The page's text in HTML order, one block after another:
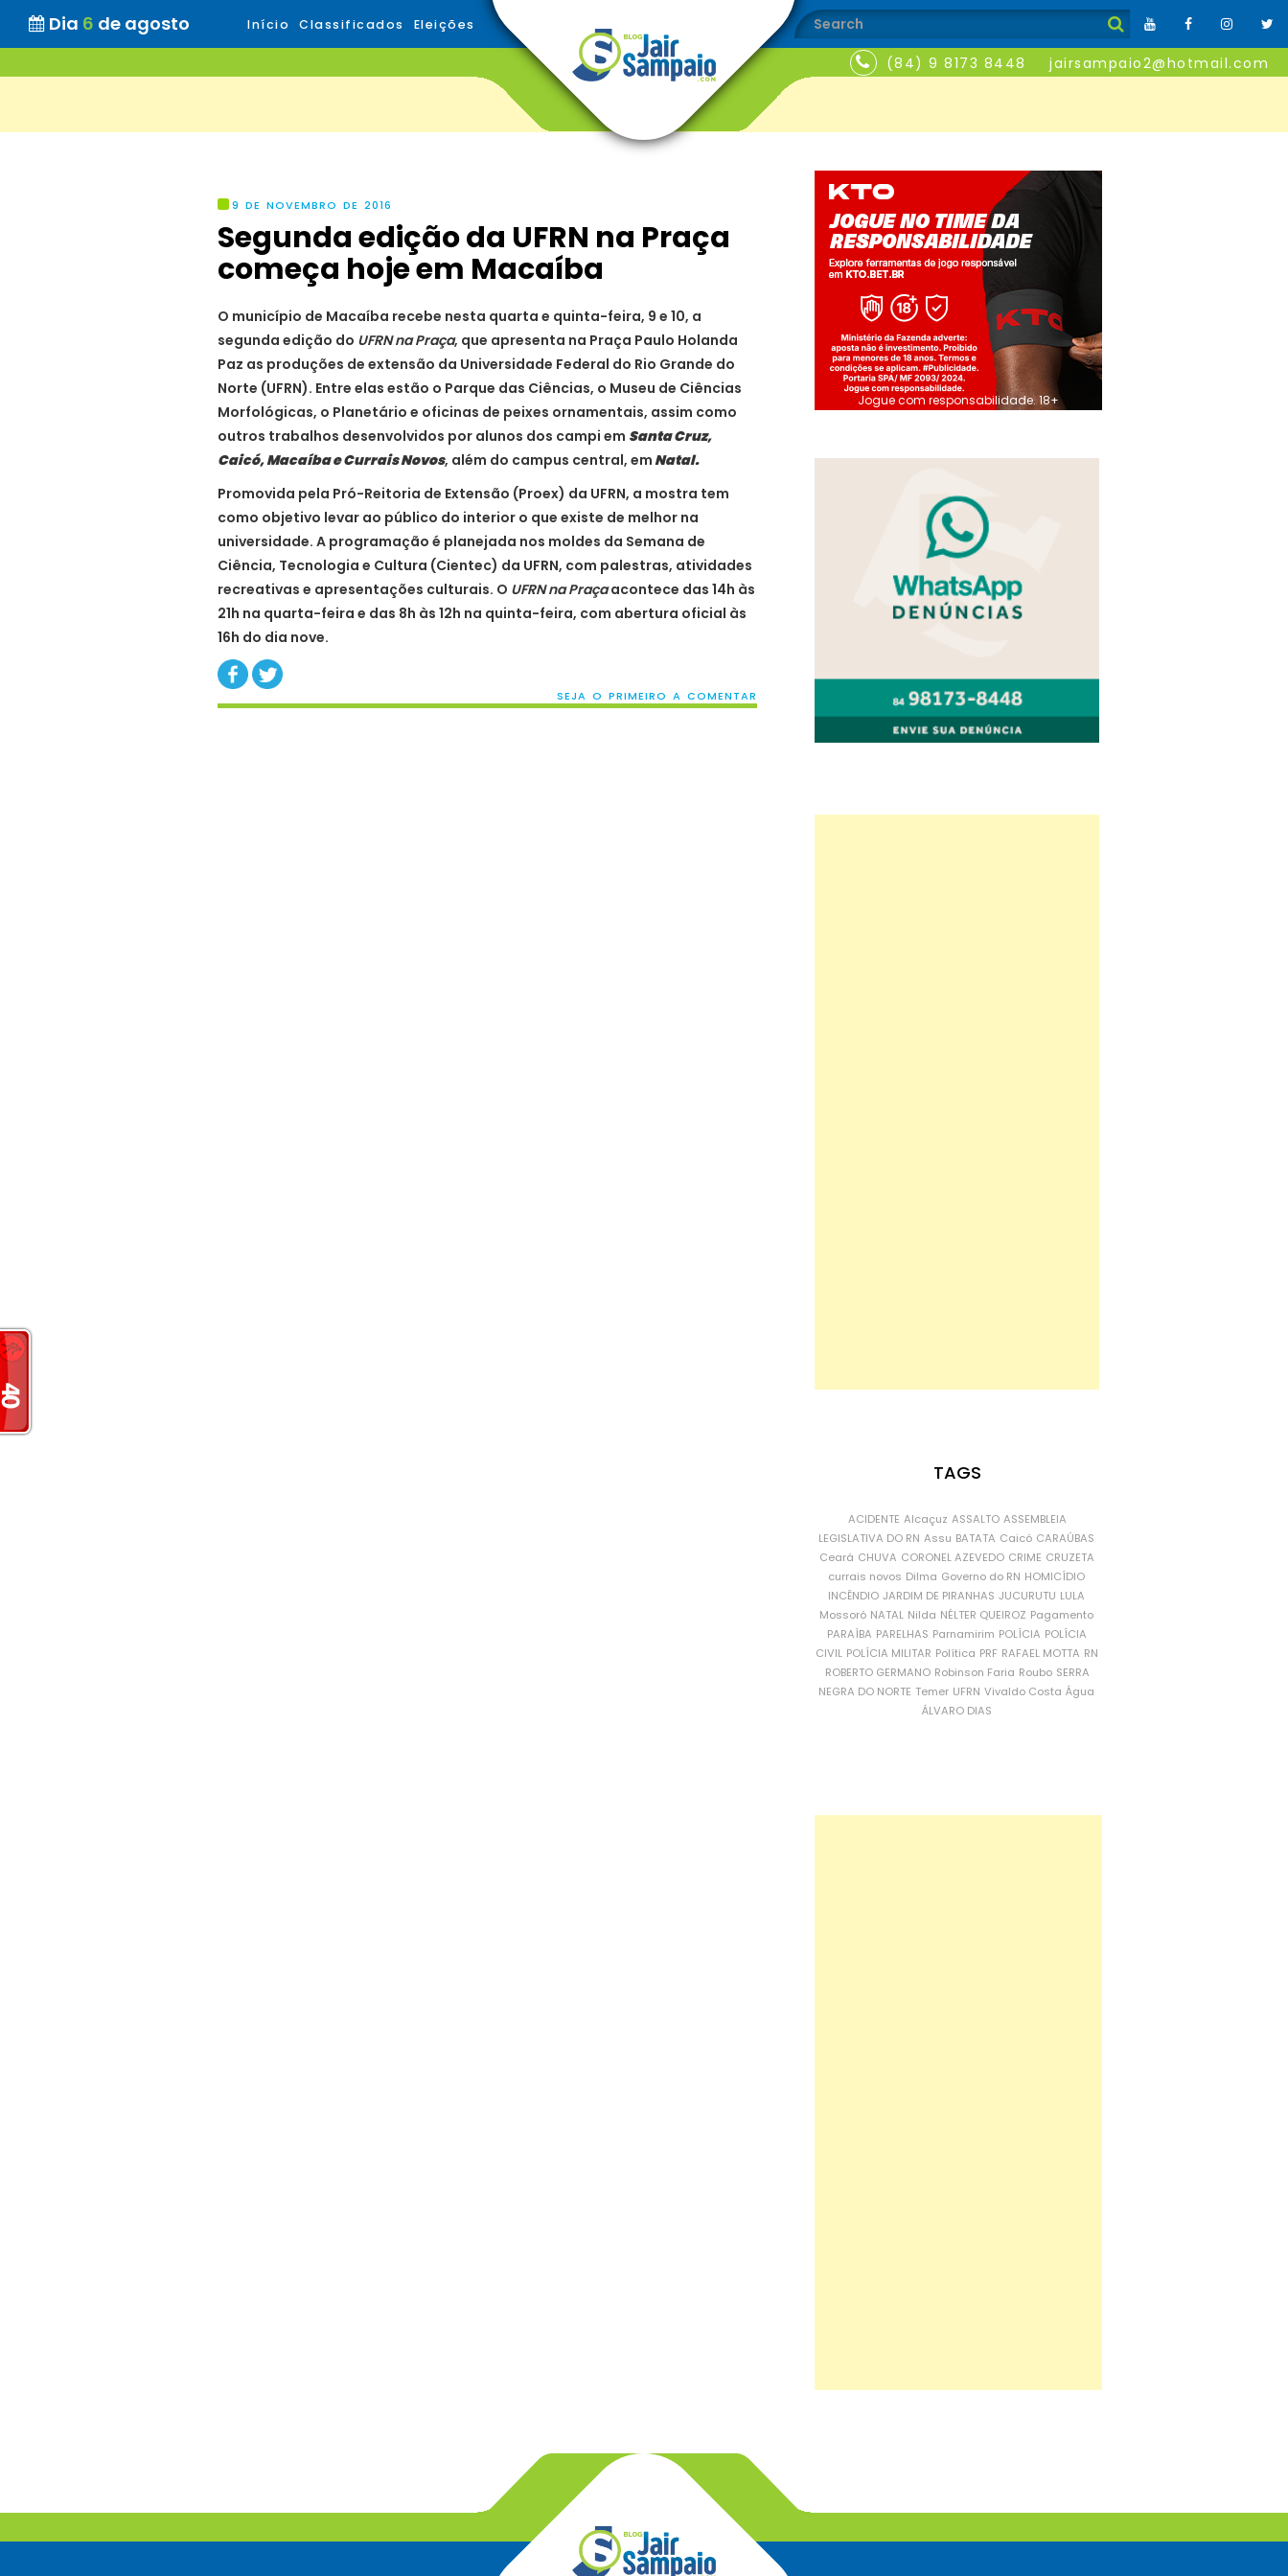
Dia 6 de agosto Início Classificados Eleições
(84) 9 8173 8448 jairsampaio2@hotmail.com
9 DE NOVEMBRO DE 2016
Segunda edição da UFRN na Praça
começa hoje em Macaíba
O município de Macaíba recebe nesta quarta e quinta-feira, 9 e 10, a
segunda edição do UFRN na Praça, que apresenta na Praça Paulo Holanda
Paz as produções de extensão da Universidade Federal do Rio Grande do
Norte (UFRN). Entre elas estão o Parque das Ciências, o Museu de Ciências
Morfológicas, o Planetário e oficinas de peixes ornamentais, assim como
outros trabalhos desenvolvidos por alunos dos campi em Santa Cruz,
Caicó, Macaíba e Currais Novos, além do campus central, emNatal.
Promovida pela Pró-Reitoria de Extensão (Proex) da UFRN, a mostra tem
como objetivo levar ao público do interior o que existe de melhor na
universidade. A programação é planejada nos moldes da Semana de
Ciência, Tecnologia e Cultura (Cientec) da UFRN, com palestras, atividades
recreativas e apresentações culturais. O UFRN na Praçaacontece das 14h às
21h na quarta-feira e das 8h às 12h na quinta-feira, com abertura oficial às
16h do dia nove.
SEJA O PRIMEIRO A COMENTAR
Jogue com responsabilidade. 18+
TAGS
ACIDENTE Alcaçuz ASSALTO ASSEMBLEIA
LEGISLATIVA DO RN Assu BATATA Caicó CARAÚBAS
Ceará CHUVA CORONEL AZEVEDO CRIME CRUZETA
currais novos Dilma Governo do RN HOMICÍDIO
INCÊNDIO JARDIM DE PIRANHAS JUCURUTU LULA
Mossoró NATAL Nilda NÉLTER QUEIROZ Pagamento
PARAÍBA PARELHAS Parnamirim POLÍCIA POLÍCIA
CIVIL POLÍCIA MILITAR Política PRF RAFAEL MOTTA RN
ROBERTO GERMANO Robinson Faria Roubo SERRA
NEGRA DO NORTE Temer UFRN Vivaldo Costa Água
ÁLVARO DIAS